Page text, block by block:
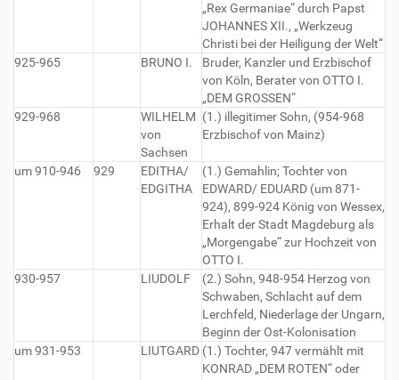
„Rex Germaniae“ durch Papst
JOHANNES XII., „Werkzeug
Christi bei der Heiligung der Welt“
925-965
BRUNO I.
Bruder, Kanzler und Erzbischof
von Köln, Berater von OTTO I.
„DEM GROSSEN“
929-968
WILHELM
von
Sachsen
(1.) illegitimer Sohn, (954-968
Erzbischof von Mainz)
um 910-946 929
EDITHA/
EDGITHA
(1.) Gemahlin; Tochter von
EDWARD/ EDUARD (um 871-
924), 899-924 König von Wessex,
Erhalt der Stadt Magdeburg als
„Morgengabe“ zur Hochzeit von
OTTO I.
930-957
LIUDOLF
(2.) Sohn, 948-954 Herzog von
Schwaben, Schlacht auf dem
Lerchfeld, Niederlage der Ungarn,
Beginn der Ost-Kolonisation
um 931-953
LIUTGARD (1.) Tochter, 947 vermählt mit
KONRAD „DEM ROTEN“ oder